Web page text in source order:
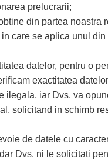
prelucrarii;
din partea noastra
care se aplica unul din
datelor, pentru o
exactitatea
ilegala, iar Dvs. va
solicitand in schimb
de datele cu
Dvs. ni le solicitati